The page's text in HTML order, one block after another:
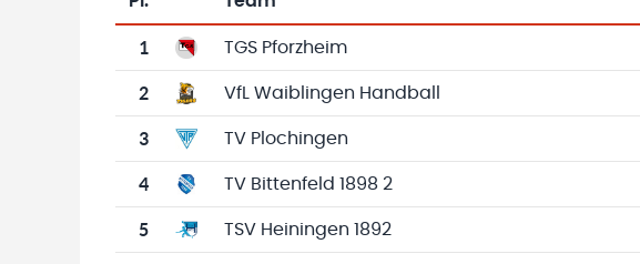
Tabelle mit Vereinsplatzierungen, Spielen, Toren und Punkten
1 TGS Pforzheim
2 VfL Waiblingen Handball
3 TV Plochingen
4 TV Bittenfeld 1898 2
5 TSV Heiningen 1892